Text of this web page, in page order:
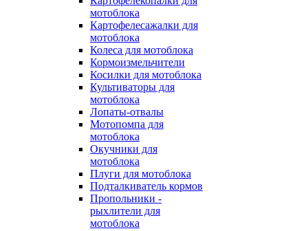
мотоблока
Картофелесажалки для
мотоблока
Колеса для мотоблока
Кормоизмельчители
Косилки для мотоблока
Культиваторы для
мотоблока
Лопаты-отвалы
Мотопомпа для
мотоблока
Окучники для
мотоблока
Плуги для мотоблока
Подталкиватель кормов
Пропольники -
рыхлители для
мотоблока